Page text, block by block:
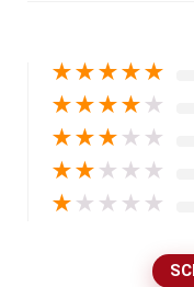
★★★★★
★★★★ ★
★★★ ★ ★
★★ ★ ★ ★
★ ★ ★ ★ ★